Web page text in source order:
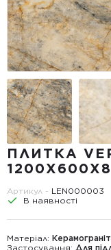
ПЛИТКА
1200X600X8
Артикул - LEN000003
В наявності
Матеріал: Керамограніт
Застосування: Для